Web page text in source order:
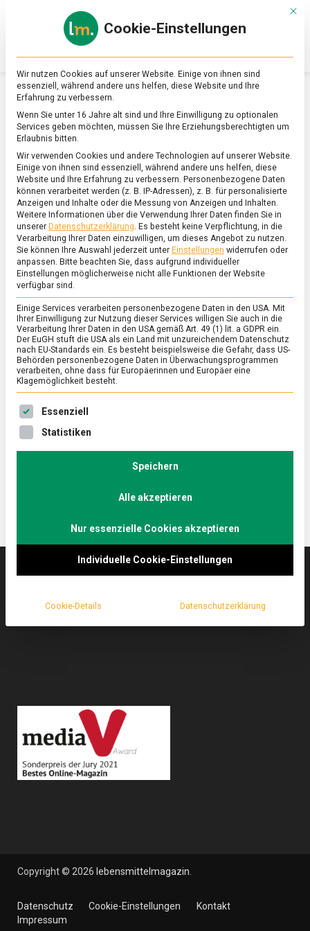
Online-
Magazin
zu
&
Ernährung
SCHLAGWORT:STEINSALZ
ERNÄHRUNG & GESUNDHEIT /FEATURED/WISSEN
Salz-Vielfalt: nicht nur aus dem Streuer
7. Januar 2022 Johannes
Salz-
Salz macht nicht nur aus faden Speisen
schmackhafte Köstlichkeiten, sondern kann auch am
Essen zusätzlich bereichern, aber sparsam bitte.
Magazin zu Ernährung & Lebensmitteln.
Copyright © 2026 lebensmittelmagazin
Datenschutz Cookie-Einstellungen
Kontakt
Impressum
Mit
Cookie-Einstellungen
Wir nutzen Cookies auf unserer Website. Einige von ihnen sind
essenziell, während andere uns helfen, diese Website und Ihre
Erfahrung zu verbessern.
Wenn Sie unter 16 Jahre alt sind und Ihre Einwilligung zu optionalen
Services geben möchten, müssen Sie Ihre Erziehungsberechtigten um
Erlaubnis bitten.
Wir verwenden Cookies und andere Technologien auf unserer Website.
Einige von ihnen sind essenziell, während andere uns helfen, diese
Website und Ihre Erfahrung zu verbessern. Personenbezogene Daten
können verarbeitet werden (z. B. IP-Adressen), z. B. für personalisierte
Anzeigen und Inhalte oder die Messung von Anzeigen und Inhalten.
Weitere Informationen über die Verwendung Ihrer Daten finden Sie in
unserer Datenschutzerklärung. Es besteht keine Verpflichtung, in die
Verarbeitung Ihrer Daten einzuwilligen, um dieses Angebot zu nutzen.
Sie können Ihre Auswahl jederzeit unter Einstellungen widerrufen oder
anpassen. Bitte beachten Sie, dass aufgrund individueller
Einstellungen möglicherweise nicht alle Funktionen der Website
verfügbar sind.
Einige Services verarbeiten personenbezogene Daten in den USA. Mit
Ihrer Einwilligung zur Nutzung dieser Services willigen Sie auch in die
Verarbeitung Ihrer Daten in den USA gemäß Art. 49 (1) lit. a GDPR ein.
Der EuGH stuft die USA als ein Land mit unzureichendem Datenschutz
nach EU-Standards ein. Es besteht beispielsweise die Gefahr, dass US-
Behörden personenbezogene Daten in Überwachungsprogrammen
verarbeiten, ohne dass für Europäerinnen und Europäer eine
Klagemöglichkeit besteht.
Es folgt eine Liste der Service-Gruppen, für die eine
Essenziell
Statistiken
Speichern
Alle akzeptieren
Nur essenzielle Cookies akzeptieren
Individuelle Cookie-Einstellungen
Cookie-Details Datenschutzerklärung